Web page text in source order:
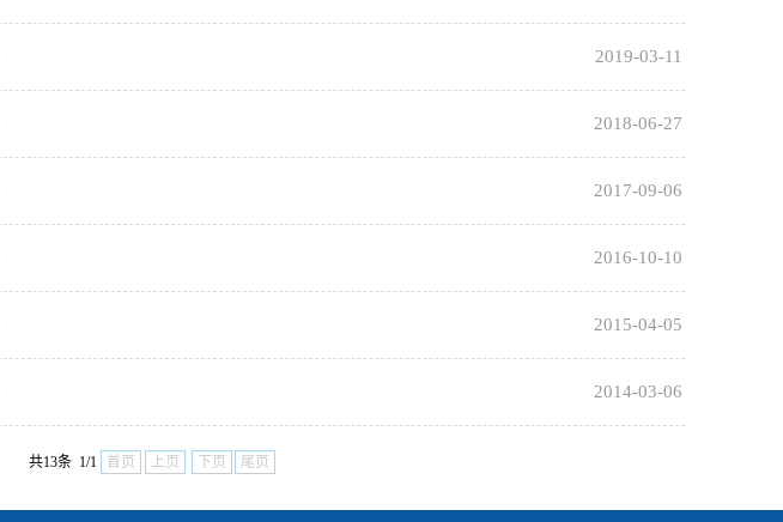
2019-03-11
2018-06-27
2017-09-06
2016-10-10
2015-04-05
2014-03-06
共13条 1/1 首页 上页 下页 尾页